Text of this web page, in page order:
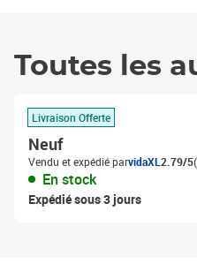
Toutes les
Livraison Offerte
Neuf
Vendu et expédié parvidaXL 2.79/5
En stock
Expédié sous 3 jours